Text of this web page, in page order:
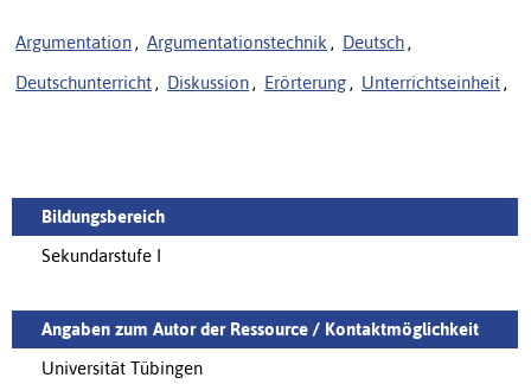
Argumentation , Argumentationstechnik , Deutsch ,
Deutschunterricht , Diskussion , Erörterung , Unterrichtseinheit ,
Bildungsbereich
Sekundarstufe I
Angaben zum Autor der Ressource / Kontaktmöglichkeit
Universität Tübingen